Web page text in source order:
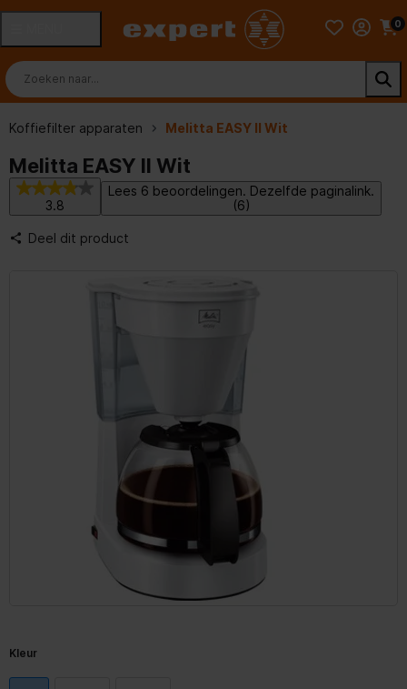
0
Koffiefilter apparaten Melitta EASY II Wit
Melitta EASY II Wit
3.8
Lees 6 beoordelingen. Dezelfde paginalink.
(6)
Deel dit product
Kleur